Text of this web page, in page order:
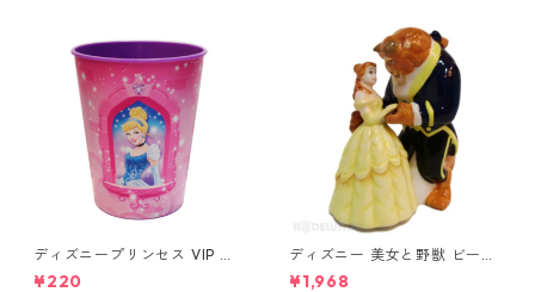
ディズニープリンセス VIP パ
ーティーカップ コップ DISNE
¥220
ディズニー 美女と野獣 ビース
ト&ベル ソルト&ペッパー DIS
¥1,968